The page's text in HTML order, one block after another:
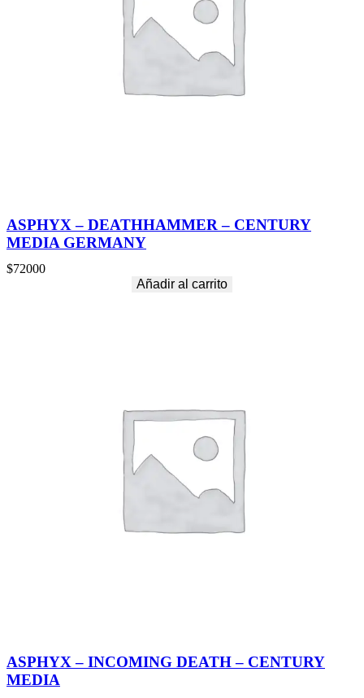
ASPHYX – DEATHHAMMER – CENTURY
MEDIA GERMANY
$72000
Añadir al carrito
ASPHYX – INCOMING DEATH – CENTURY
MEDIA